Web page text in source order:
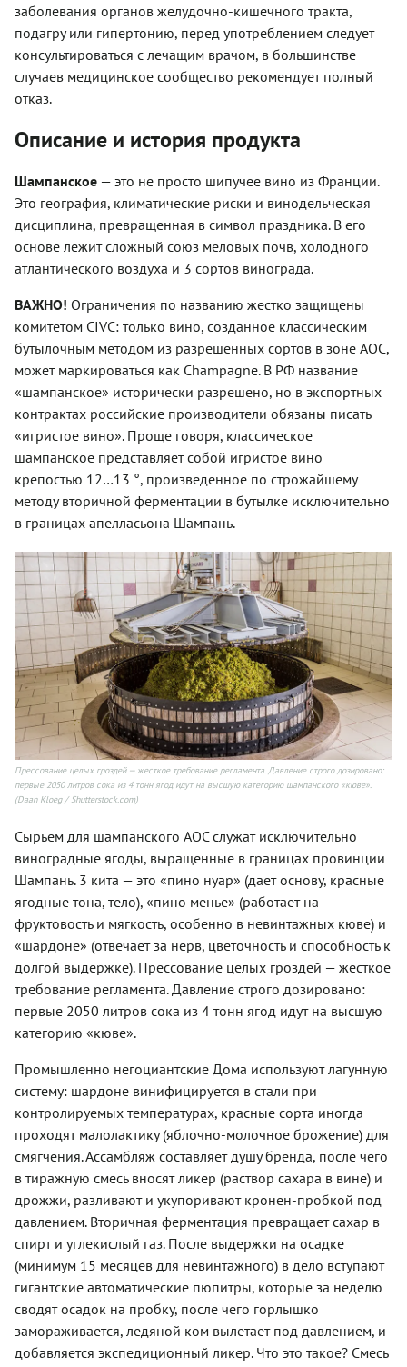
заболевания органов желудочно-кишечного тракта,
подагру или гипертонию, перед употреблением следует
консультироваться с лечащим врачом, в большинстве
случаев медицинское сообщество рекомендует полный
отказ.
Описание и история продукта
Шампанское — это не просто шипучее вино из Франции.
Это география, климатические риски и винодельческая
дисциплина, превращенная в символ праздника. В его
основе лежит сложный союз меловых почв, холодного
атлантического воздуха и 3 сортов винограда.
ВАЖНО! Ограничения по названию жестко защищены
комитетом CIVC: только вино, созданное классическим
бутылочным методом из разрешенных сортов в зоне AOC,
может маркироваться как Champagne. В РФ название
«шампанское» исторически разрешено, но в экспортных
контрактах российские производители обязаны писать
«игристое вино». Проще говоря, классическое
шампанское представляет собой игристое вино
крепостью 12…13 °, произведенное по строжайшему
методу вторичной ферментации в бутылке исключительно
в границах апелласьона Шампань.
Прессование целых гроздей — жесткое требование регламента. Давление строго дозировано:
первые 2050 литров сока из 4 тонн ягод идут на высшую категорию шампанского «кюве».
(Daan Kloeg / Shutterstock.com)
Сырьем для шампанского AOC служат исключительно
виноградные ягоды, выращенные в границах провинции
Шампань. 3 кита — это «пино нуар» (дает основу, красные
ягодные тона, тело), «пино менье» (работает на
фруктовость и мягкость, особенно в невинтажных кюве) и
«шардоне» (отвечает за нерв, цветочность и способность к
долгой выдержке). Прессование целых гроздей — жесткое
требование регламента. Давление строго дозировано:
первые 2050 литров сока из 4 тонн ягод идут на высшую
категорию «кюве».
Промышленно негоциантские Дома используют лагунную
систему: шардоне винифицируется в стали при
контролируемых температурах, красные сорта иногда
проходят малолактику (яблочно-молочное брожение) для
смягчения. Ассамбляж составляет душу бренда, после чего
в тиражную смесь вносят ликер (раствор сахара в вине) и
дрожжи, разливают и укупоривают кронен-пробкой под
давлением. Вторичная ферментация превращает сахар в
спирт и углекислый газ. После выдержки на осадке
(минимум 15 месяцев для невинтажного) в дело вступают
гигантские автоматические пюпитры, которые за неделю
сводят осадок на пробку, после чего горлышко
замораживается, ледяной ком вылетает под давлением, и
добавляется экспедиционный ликер. Что это такое? Смесь